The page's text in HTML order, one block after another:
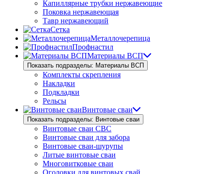
Капиллярные трубки нержавеющие
Поковка нержавеющая
Тавр нержавеющий
Сетка
Металлочерепица
Профнастил
Материалы ВСП
Показать подразделы: Материалы ВСП
Комплекты скрепления
Накладки
Подкладки
Рельсы
Винтовые сваи
Показать подразделы: Винтовые сваи
Винтовые сваи СВС
Винтовые сваи для забора
Винтовые сваи-шурупы
Литые винтовые сваи
Многовитковые сваи